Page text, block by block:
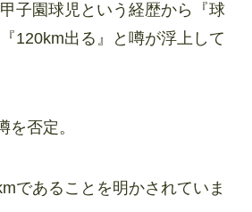
子園球児という経歴から『球
120km出る』と噂が浮上して
を否定。
であることを明かされていま